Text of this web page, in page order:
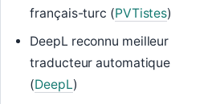
français-turc (PVTistes)
DeepL reconnu meilleur
traducteur automatique
(DeepL)